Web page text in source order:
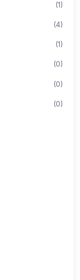
(1)
(4)
(1)
(0)
(0)
(0)